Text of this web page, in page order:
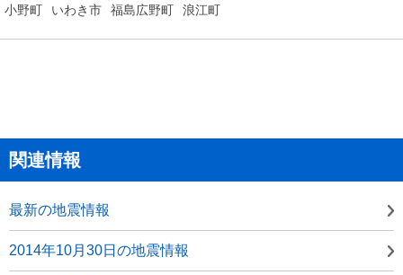
小野町 いわき市 福島広野町 浪江町
関連情報
最新の地震情報
2014年10月30日の地震情報